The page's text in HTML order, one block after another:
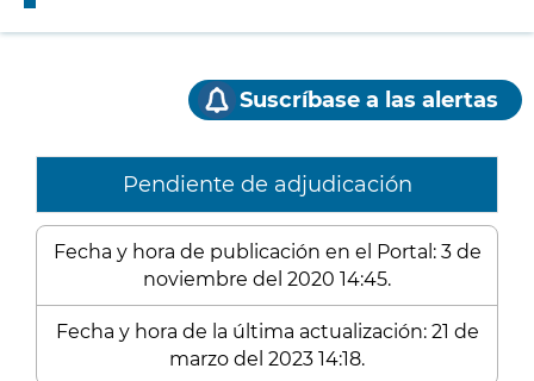
Suscríbase a las alertas
Pendiente de adjudicación
Fecha y hora de publicación en el Portal: 3 de
noviembre del 2020 14:45.
Fecha y hora de la última actualización: 21 de
marzo del 2023 14:18.